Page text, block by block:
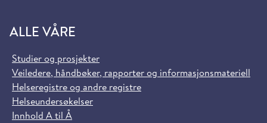
ALLE VÅRE
Studier og prosjekter
Veiledere, håndbøker, rapporter og informasjonsmateriell
Helseregistre og andre registre
Helseundersøkelser
Innhold A til Å